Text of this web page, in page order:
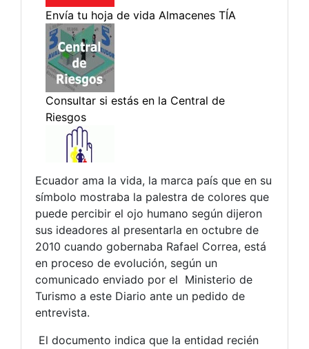
Ecuador ama la vida, la marca país que en su
símbolo mostraba la palestra de colores que
puede percibir el ojo humano según dijeron
sus ideadores al presentarla en octubre de
2010 cuando gobernaba Rafael Correa, está
en proceso de evolución, según un
comunicado enviado por el Ministerio de
Turismo a este Diario ante un pedido de
entrevista.
El documento indica que la entidad recién